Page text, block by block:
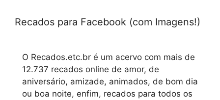
Recados para Facebook (com Imagens!)
O Recados.etc.br é um acervo com mais de
12.737 recados online de amor, de
aniversário, amizade, animados, de bom dia
ou boa noite, enfim, recados para todos os